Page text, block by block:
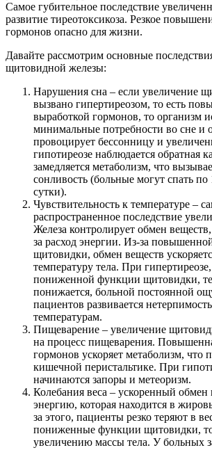
Самое губительное последствие
развитие тиреотоксикоза. Резкое
гормонов опасно для жизни.
Давайте рассмотрим основные
щитовидной железы:
Нарушения сна – если увеличение
вызвано гипертиреозом, то есть
выработкой гормонов, то организм
минимальные потребности во сне и
провоцирует бессонницу и
гипотиреозе наблюдается обратная
замедляется метаболизм, что
сонливость (больные могут спать по
сутки).
Чувствительность к температуре –
распространенное последствие
Железа контролирует обмен
за расход энергии. Из-за
щитовидки, обмен веществ
температуру тела. При гипертиреозе,
пониженной функции щитовидки,
понижается, больной постоянной
пациентов развивается
температурам.
Пищеварение – увеличение
на процесс пищеварения.
гормонов ускоряет метаболизм, что
кишечной перистальтике. При
начинаются запоры и метеоризм.
Колебания веса – ускоренный обмен
энергию, которая находится в
за этого, пациенты резко теряют в
пониженные функции щитовидки,
увеличению массы тела. У больных